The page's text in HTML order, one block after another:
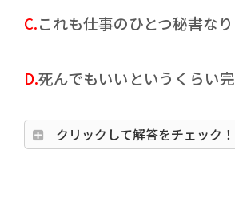
C.これも仕事のひとつ秘書なり
D.死んでもいいというくらい
クリックして解答をチェック！